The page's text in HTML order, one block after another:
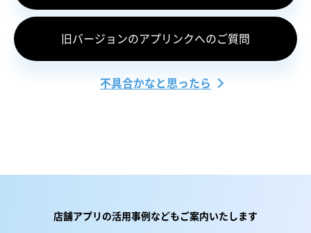
旧バージョンのアプリンクへのご質問
不具合かなと思ったら
店舗アプリの活用事例などもご案内いたします